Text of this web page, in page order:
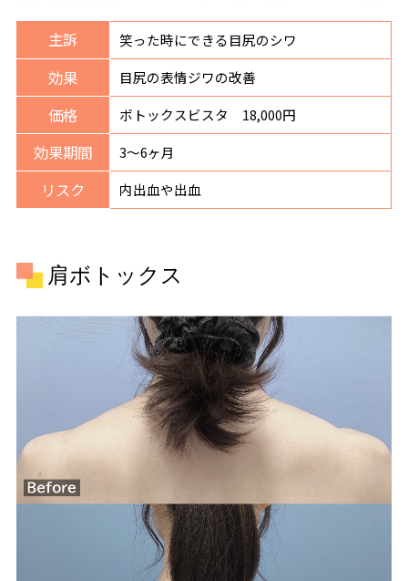
主訴 笑った時にできる目尻のシワ
効果 目尻の表情ジワの改善
価格 ボトックスビスタ 18,000円
効果期間 3〜6ヶ月
リスク 内出血や出血
肩ボトックス